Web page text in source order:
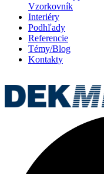
Vzorkovník
Interiéry
Podhľady
Referencie
Témy/Blog
Kontakty